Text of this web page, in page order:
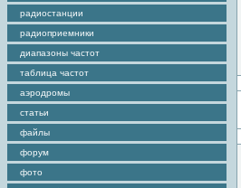
радиостанции
радиоприемники
диапазоны частот
таблица частот
аэродромы
статьи
файлы
форум
фото